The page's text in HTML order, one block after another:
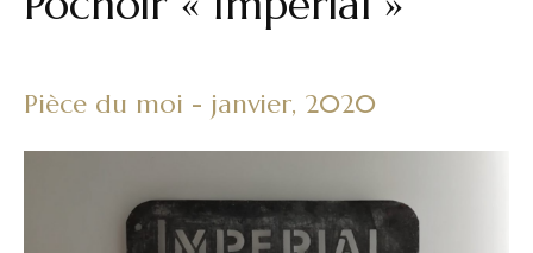
Pièce du moi - janvier, 2020